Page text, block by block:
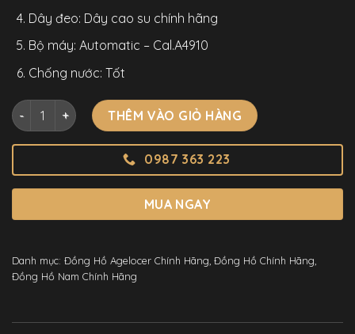
Dây đeo: Dây cao su chính hãng
Bộ máy: Automatic – Cal.A4910
Chống nước: Tốt
Đồng Hồ Agelocer Schwarzwald 6001A1-R Chính Hãng Nam
THÊM VÀO GIỎ HÀNG
0987 363 223
MUA NGAY
Danh mục: Đồng Hồ Agelocer Chính Hãng, Đồng Hồ Chính Hãng,
Đồng Hồ Nam Chính Hãng